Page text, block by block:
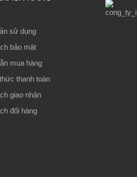
sử dụng
bảo mật
mua hàng
thanh toán
giao nhận
đổi hàng